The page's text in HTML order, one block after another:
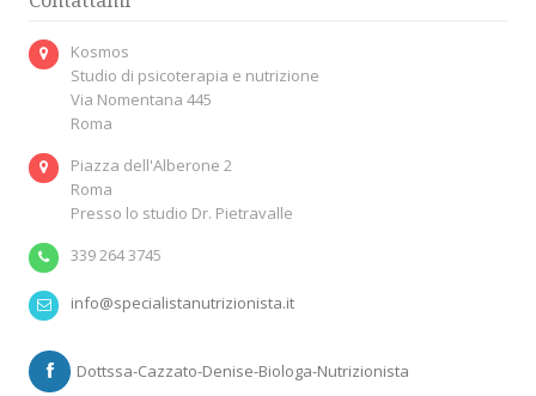
Kosmos
Studio di psicoterapia e nutrizione
Via Nomentana 445
Roma
Piazza dell'Alberone 2
Roma
Presso lo studio Dr. Pietravalle
339 264 3745
info@specialistanutrizionista.it
Dottssa-Cazzato-Denise-Biologa-Nutrizionista